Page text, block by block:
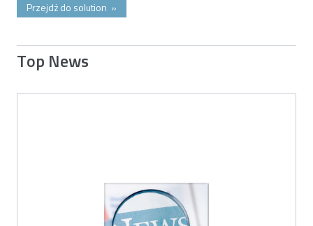
Przejdż do solution »
Top News